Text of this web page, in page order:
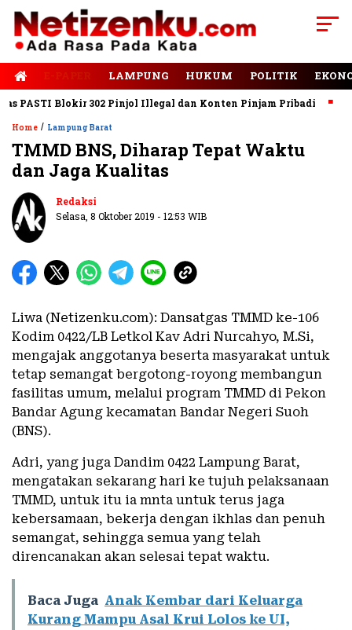
LAMPUNG HUKUM POLITIK
Blokir 302 Pinjol Illegal dan Konten Pinjam Pribadi
Home / Lampung Barat
TMMD BNS, Diharap Tepat Waktu
dan Jaga Kualitas
Redaksi
Selasa, 8 Oktober 2019 - 12:53 WIB
Liwa (Netizenku.com): Dansatgas TMMD ke-106
Kodim 0422/LB Letkol Kav Adri Nurcahyo, M.Si,
mengajak anggotanya beserta masyarakat untuk
tetap semangat bergotong-royong membangun
fasilitas umum, melalui program TMMD di Pekon
Bandar Agung kecamatan Bandar Negeri Suoh
(BNS).
Adri, yang juga Dandim 0422 Lampung Barat,
mengatakan sekarang hari ke tujuh pelaksanaan
TMMD, untuk itu ia mnta untuk terus jaga
kebersamaan, bekerja dengan ikhlas dan penuh
semangat, sehingga semua yang telah
direncanakan akan selesai tepat waktu.
Baca Juga Anak Kembar dari Keluarga
Kurang Mampu Asal Krui Lolos ke UI,